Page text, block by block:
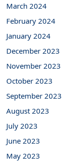
March 2024
February 2024
January 2024
December 2023
November 2023
October 2023
September 2023
August 2023
July 2023
June 2023
May 2023